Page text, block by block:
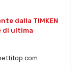
dalla TIMKEN
di ultima